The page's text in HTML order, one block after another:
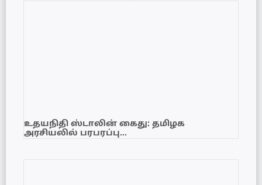
உதயநிதி ஸ்டாலின் கைது: தமிழக
அரசியலில் பரபரப்பு…